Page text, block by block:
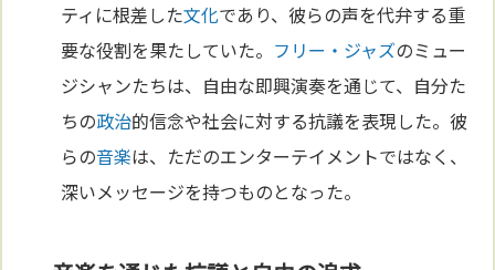
ティに根差した文化であり、彼らの声を代弁する重
要な役割を果たしていた。 フリー・ジャズのミュー
ジシャンたちは、自由な即興演奏を通じて、自分た
ちの政治的信念や社会に対する抗議を表現した。彼
らの音楽は、ただのエンターテイメントではなく、
深いメッセージを持つものとなった。